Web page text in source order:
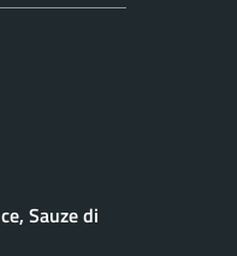
Sauze di